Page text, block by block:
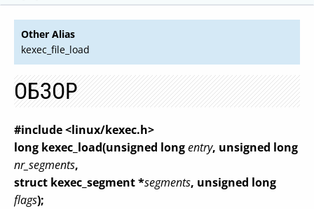
Other Alias
kexec_file_load
ОБЗОР
#include <linux/kexec.h>
long kexec_load(unsigned longentry, unsigned long
nr_segments,
struct kexec_segment *segments, unsigned long
flags);